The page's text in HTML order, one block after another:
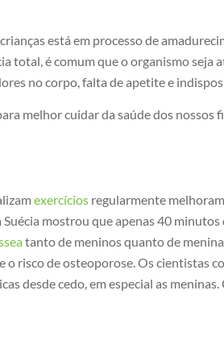
está em processo de
total, é comum que o organismo seja
no corpo, falta de apetite e
melhor cuidar da saúde dos nossos
exercícios regularmente
mostrou que apenas 40
tanto de meninos quanto de
risco de osteoporose. Os cientistas
desde cedo, em especial as meninas.